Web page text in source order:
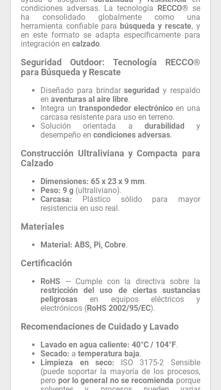
condiciones adversas. La tecnología RECCO® se
ha consolidado globalmente como una
herramienta confiable para búsqueda y rescate, y
en este formato se adapta específicamente para
integración encalzado.
Seguridad Outdoor: Tecnología RECCO®
para Búsqueda y Rescate
Diseñado para brindarseguridad y respaldo
enaventuras al aire libre.
Integra un transpondedor electrónico en una
carcasa resistente para uso en terreno.
Solución orientada a durabilidad y
desempeño encondiciones adversas.
Construcción Ultraliviana y Compacta para
Calzado
Dimensiones: 65 x 23 x 9 mm.
Peso: 9 g (ultraliviano).
Carcasa: Plástico sólido para mayor
resistencia en uso real.
Materiales
Material: ABS, Pi, Cobre.
Certificación
RoHS — Cumple con la directiva sobre la
restricción del uso de ciertas sustancias
peligrosas en equipos eléctricos y
electrónicos (RoHS 2002/95/EC).
Recomendaciones de Cuidado y Lavado
Lavado en agua caliente: 40°C / 104°F.
Secado: atemperatura baja.
Limpieza en seco: ISO 3175-2 Sensible
(puede soportar la mayoría de los procesos,
pero por lo general no se recomienda porque